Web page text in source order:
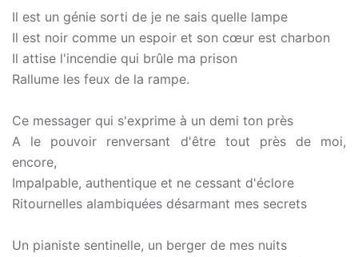
Il est un génie sorti de je ne sais quelle lampe
Il est noir comme un espoir et son cœur est charbon
Il attise l'incendie qui brûle ma prison
Rallume les feux de la rampe.
Ce messager qui s'exprime à un demi ton près
A le pouvoir renversant d'être tout près de moi,
encore,
Impalpable, authentique et ne cessant d'éclore
Ritournelles alambiquées désarmant mes secrets
Un pianiste sentinelle, un berger de mes nuits